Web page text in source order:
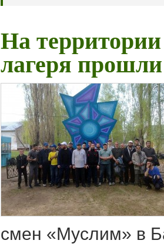
На
лагеря
смен «Муслим» в